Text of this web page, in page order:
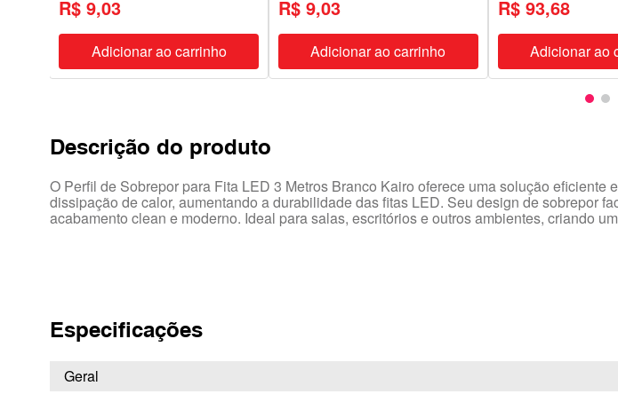
R$ 9,03
Adicionar ao carrinho
R$ 9,03
Adicionar ao carrinho
R$ 93,68
Adicionar ao
Descrição do produto
O Perfil de Sobrepor para Fita LED 3 Metros Branco Kairo oferece uma solução
dissipação de calor, aumentando a durabilidade das fitas LED. Seu design de sobrepor
acabamento clean e moderno. Ideal para salas, escritórios e outros ambientes, criando
Especificações
Geral